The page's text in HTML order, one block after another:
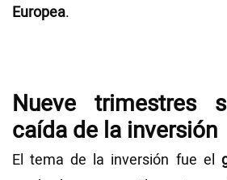
Europea.
Nueve trimestres
caída de la inversión
El tema de la inversión fue el